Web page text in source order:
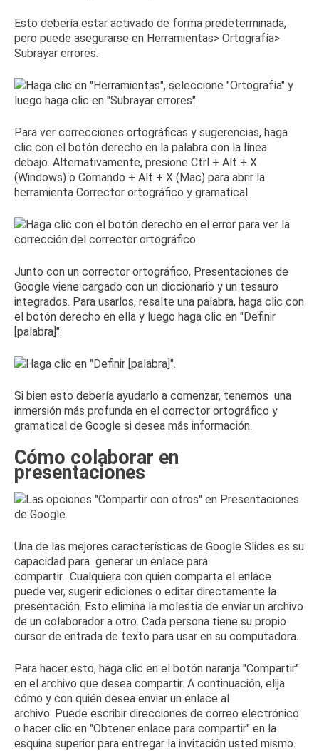
Esto debería estar activado de forma predeterminada,
pero puede asegurarse en Herramientas> Ortografía>
Subrayar errores.
Para ver correcciones ortográficas y sugerencias, haga
clic con el botón derecho en la palabra con la línea
debajo. Alternativamente, presione Ctrl + Alt + X
(Windows) o Comando + Alt + X (Mac) para abrir la
herramienta Corrector ortográfico y gramatical.
Junto con un corrector ortográfico, Presentaciones de
Google viene cargado con un diccionario y un tesauro
integrados. Para usarlos, resalte una palabra, haga clic con
el botón derecho en ella y luego haga clic en "Definir
[palabra]".
Si bien esto debería ayudarlo a comenzar, tenemos una
inmersión más profunda en el corrector ortográfico y
gramatical de Google si desea más información.
Cómo colaborar en
presentaciones
Una de las mejores características de Google Slides es su
capacidad para generar un enlace para
compartir. Cualquiera con quien comparta el enlace
puede ver, sugerir ediciones o editar directamente la
presentación. Esto elimina la molestia de enviar un archivo
de un colaborador a otro. Cada persona tiene su propio
cursor de entrada de texto para usar en su computadora.
Para hacer esto, haga clic en el botón naranja "Compartir"
en el archivo que desea compartir. A continuación, elija
cómo y con quién desea enviar un enlace al
archivo. Puede escribir direcciones de correo electrónico
o hacer clic en "Obtener enlace para compartir" en la
esquina superior para entregar la invitación usted mismo.